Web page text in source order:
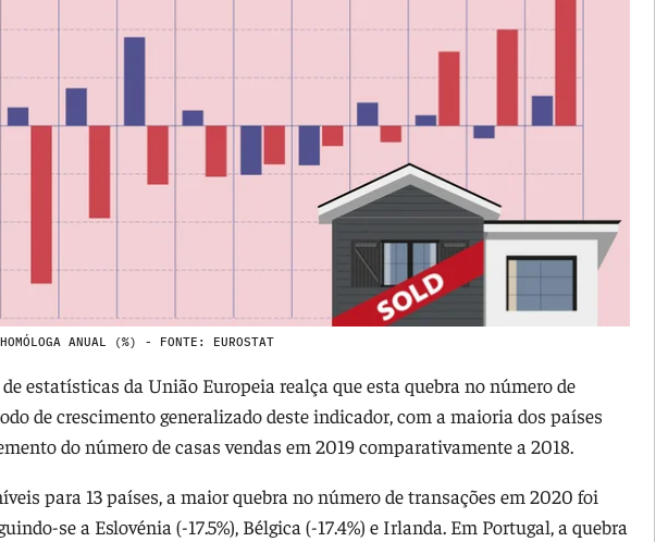
ANUAL (%) - FONTE: EUROSTAT
estatísticas da União Europeia realça que esta quebra no número de
de crescimento generalizado deste indicador, com a maioria dos países
do número de casas vendas em 2019 comparativamente a 2018.
para 13 países, a maior quebra no número de transações em 2020 foi
se a Eslovénia (-17.5%), Bélgica (-17.4%) e Irlanda. Em Portugal, a quebra